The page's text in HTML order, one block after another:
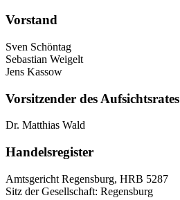
Vorstand
Sven Schöntag
Sebastian Weigelt
Jens Kassow
Vorsitzender des Aufsichtsrates
Dr. Matthias Wald
Handelsregister
Amtsgericht Regensburg, HRB 5287
Sitz der Gesellschaft: Regensburg